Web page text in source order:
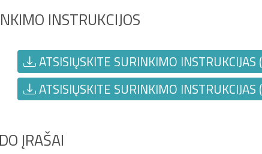
INSTRUKCIJOS
ATSISIŲSKITE SURINKIMO
ATSISIŲSKITE SURINKIMO
ĮRAŠAI